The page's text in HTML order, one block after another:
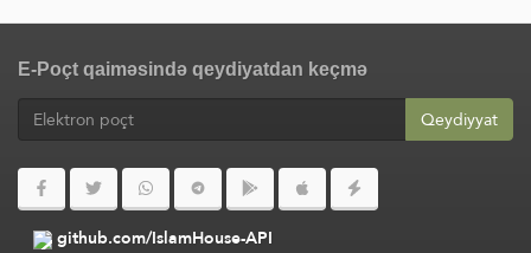
E-Poçt qaiməsində qeydiyatdan keçmə
Qeydiyyat
github.com/IslamHouse-API